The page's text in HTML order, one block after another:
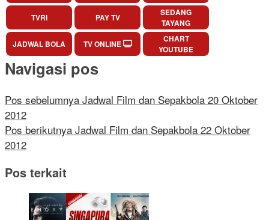
TVRI PAY TV
SEDANG
TAYANG
JADWAL BOLA
TV ONLINE
CHART
YOUTUBE
Navigasi pos
Pos sebelumnya Jadwal Film dan Sepakbola 20 Oktober
2012
Pos berikutnya Jadwal Film dan Sepakbola 22 Oktober
2012
Pos terkait